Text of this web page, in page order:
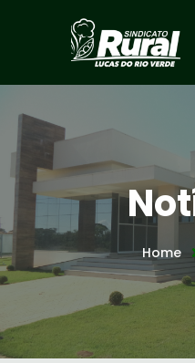
Home